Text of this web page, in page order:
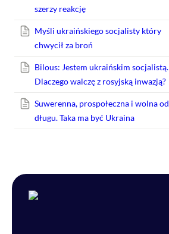
szerzy reakcję
Myśli ukraińskiego socjalisty który
chwycił za broń
Bilous: Jestem ukraińskim socjalistą.
Dlaczego walczę z rosyjską inwazją?
Suwerenna, prospołeczna i wolna od
długu. Taka ma być Ukraina